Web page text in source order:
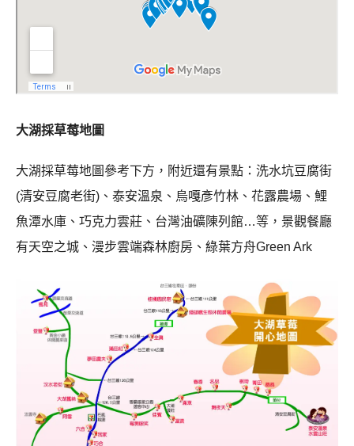
大湖採草莓地圖
大湖採草莓地圖參考下方，附近還有景點：洗水坑豆腐街
(清安豆腐老街)、泰安溫泉、烏嘎彥竹林、花露農場、鯉
魚潭水庫、巧克力雲莊、台灣油礦陳列館…等，景觀餐廳
有天空之城、漫步雲端森林廚房、綠葉方舟Green Ark